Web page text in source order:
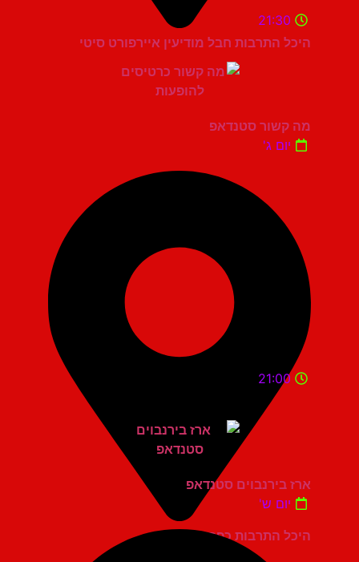
היכל התרבות חבל מודיעין איירפורט סיטי
21:30
מה קשור סטנדאפ
יום ג'
היכל התרבות כפר סבא
21:00
ארז בירנבוים סטנדאפ
יום ש'